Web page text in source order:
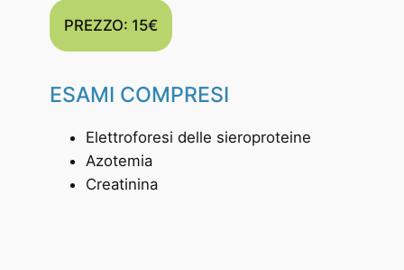
PREZZO: 15€
ESAMI COMPRESI
Elettroforesi delle sieroproteine
Azotemia
Creatinina